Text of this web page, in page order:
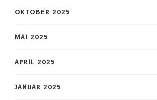
OKTOBER 2025
MAI 2025
APRIL 2025
JANUAR 2025